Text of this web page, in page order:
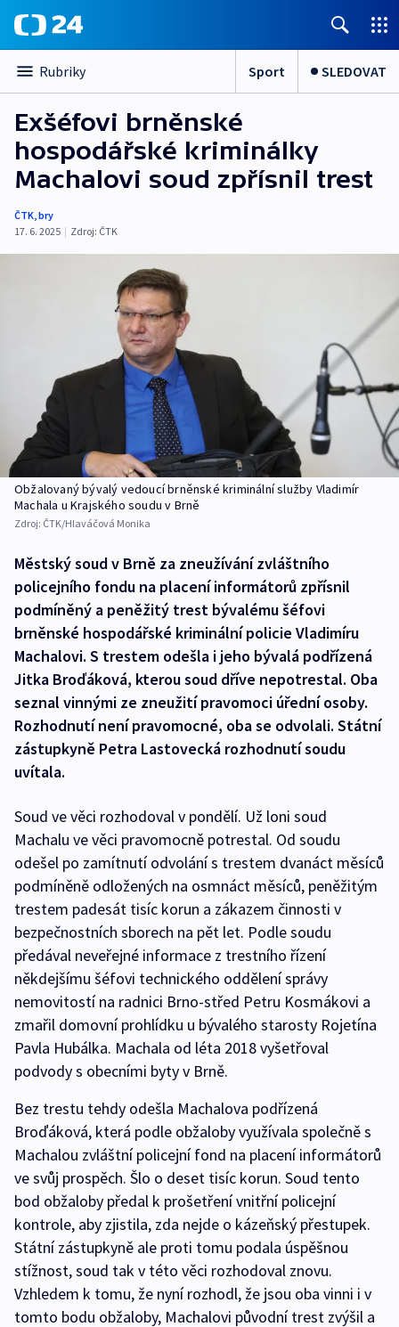
Rubriky Sport SLEDOVAT
Exšéfovi brněnské
hospodářské kriminálky
Machalovi soud zpřísnil trest
ČTK,bry
17. 6. 2025 | Zdroj: ČTK
Obžalovaný bývalý vedoucí brněnské kriminální služby Vladimír
Machala u Krajského soudu v Brně
Zdroj: ČTK/Hlaváčová Monika
Městský soud v Brně za zneužívání zvláštního
policejního fondu na placení informátorů zpřísnil
podmíněný a peněžitý trest bývalému šéfovi
brněnské hospodářské kriminální policie Vladimíru
Machalovi. S trestem odešla i jeho bývalá podřízená
Jitka Broďáková, kterou soud dříve nepotrestal. Oba
seznal vinnými ze zneužití pravomoci úřední osoby.
Rozhodnutí není pravomocné, oba se odvolali. Státní
zástupkyně Petra Lastovecká rozhodnutí soudu
uvítala.
Soud ve věci rozhodoval v pondělí. Už loni soud
Machalu ve věci pravomocně potrestal. Od soudu
odešel po zamítnutí odvolání s trestem dvanáct měsíců
podmíněně odložených na osmnáct měsíců, peněžitým
trestem padesát tisíc korun a zákazem činnosti v
bezpečnostních sborech na pět let. Podle soudu
předával neveřejné informace z trestního řízení
někdejšímu šéfovi technického oddělení správy
nemovitostí na radnici Brno-střed Petru Kosmákovi a
zmařil domovní prohlídku u bývalého starosty Rojetína
Pavla Hubálka. Machala od léta 2018 vyšetřoval
podvody s obecními byty v Brně.
Bez trestu tehdy odešla Machalova podřízená
Broďáková, která podle obžaloby využívala společně s
Machalou zvláštní policejní fond na placení informátorů
ve svůj prospěch. Šlo o deset tisíc korun. Soud tento
bod obžaloby předal k prošetření vnitřní policejní
kontrole, aby zjistila, zda nejde o kázeňský přestupek.
Státní zástupkyně ale proti tomu podala úspěšnou
stížnost, soud tak v této věci rozhodoval znovu.
Vzhledem k tomu, že nyní rozhodl, že jsou oba vinni i v
tomto bodu obžaloby, Machalovi původní trest zvýšil a